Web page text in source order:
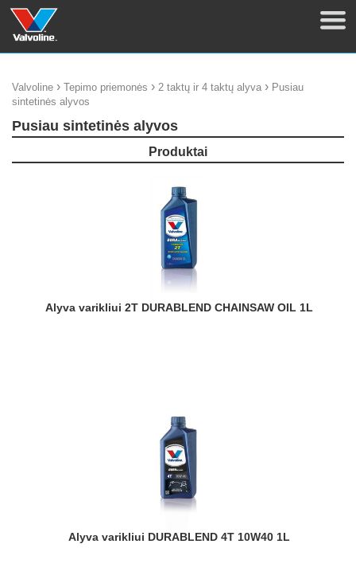
Valvoline › Tepimo priemonės › 2 taktų ir 4 taktų alyva › Pusiau
sintetinės alyvos
Pusiau sintetinės alyvos
Produktai
Alyva varikliui 2T DURABLEND CHAINSAW OIL 1L
Alyva varikliui DURABLEND 4T 10W40 1L